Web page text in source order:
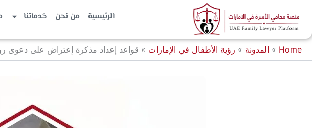
المحتوى
الرئيسية من نحن خدماتنا
Home
» المدونة » رؤية الأطفال في الإمارات » قواعد إعداد مذكرة إعتراض على دعوى